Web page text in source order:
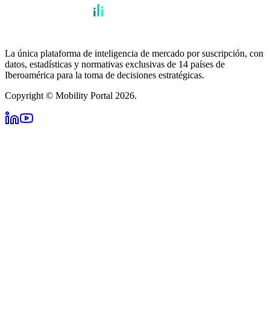
La única plataforma de inteligencia de mercado por suscripción, con
datos, estadísticas y normativas exclusivas de 14 países de
Iberoamérica para la toma de decisiones estratégicas.
Copyright © Mobility Portal 2026.